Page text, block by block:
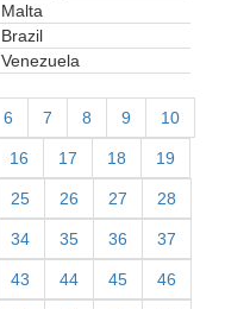
Malta
Brazil
Venezuela
6 7 8 9 10
16 17 18 19
25 26 27 28
34 35 36 37
43 44 45 46